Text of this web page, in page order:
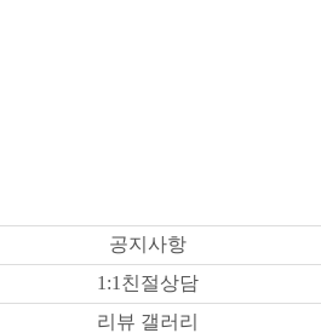
공지사항
1:1친절상담
리뷰 갤러리